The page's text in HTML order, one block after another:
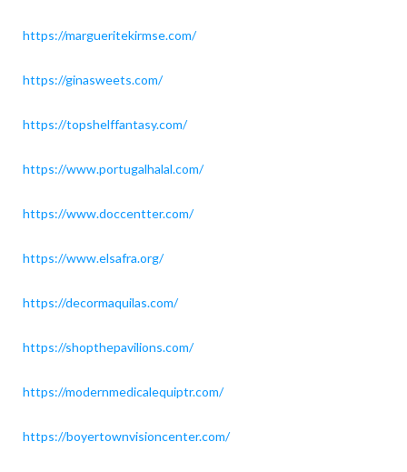
https://margueritekirmse.com/
https://ginasweets.com/
https://topshelffantasy.com/
https://www.portugalhalal.com/
https://www.doccentter.com/
https://www.elsafra.org/
https://decormaquilas.com/
https://shopthepavilions.com/
https://modernmedicalequiptr.com/
https://boyertownvisioncenter.com/